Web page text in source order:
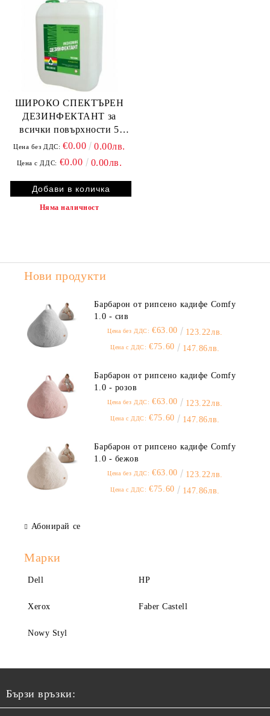
ШИРОКО СПЕКТЪРЕН
ДЕЗИНФЕКТАНТ за
всички повърхности 5
литъра.
Цена без ДДС: €0.00 0.00лв.
Цена с ДДС: €0.00 0.00лв.
Няма наличност
Нови продукти
Барбарон от рипсено кадифе Comfy
1.0 - сив
Цена без ДДС: €63.00 123.22лв.
Цена с ДДС: €75.60 147.86лв.
Барбарон от рипсено кадифе Comfy
1.0 - розов
Цена без ДДС: €63.00 123.22лв.
Цена с ДДС: €75.60 147.86лв.
Барбарон от рипсено кадифе Comfy
1.0 - бежов
Цена без ДДС: €63.00 123.22лв.
Цена с ДДС: €75.60 147.86лв.
Абонирай се
Марки
Dell HP
Xerox Faber Castell
Nowy Styl
Бързи връзки: